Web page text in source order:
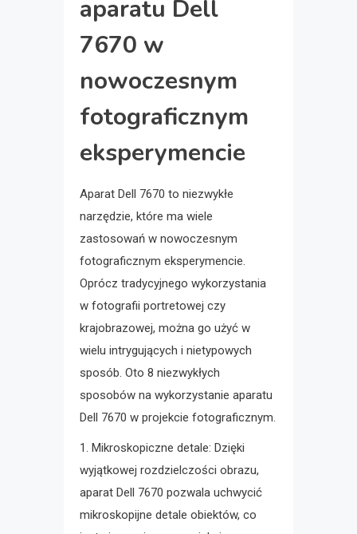
aparatu Dell
7670 w
nowoczesnym
fotograficznym
eksperymencie
Aparat Dell 7670 to niezwykłe
narzędzie, które ma wiele
zastosowań w nowoczesnym
fotograficznym eksperymencie.
Oprócz tradycyjnego wykorzystania
w fotografii portretowej czy
krajobrazowej, można go użyć w
wielu intrygujących i nietypowych
sposób. Oto 8 niezwykłych
sposobów na wykorzystanie aparatu
Dell 7670 w projekcie fotograficznym.
1. Mikroskopiczne detale: Dzięki
wyjątkowej rozdzielczości obrazu,
aparat Dell 7670 pozwala uchwycić
mikroskopijne detale obiektów, co